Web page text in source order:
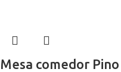
Mesa comedor